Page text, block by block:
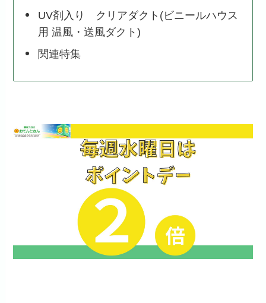
UV剤入り クリアダクト(ビニールハウス
用 温風・送風ダクト)
関連特集